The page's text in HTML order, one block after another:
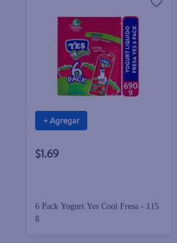
+ Agregar
$1.69
6 Pack Yogurt Yes Cool Fresa - 115
g